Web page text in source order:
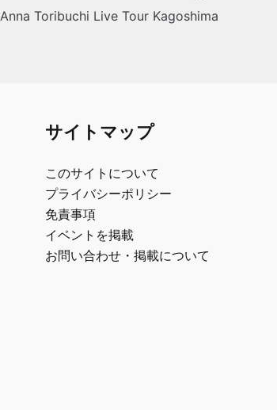
Anna Toribuchi Live Tour Kagoshima
サイトマップ
このサイトについて
プライバシーポリシー
免責事項
イベントを掲載
お問い合わせ・掲載について